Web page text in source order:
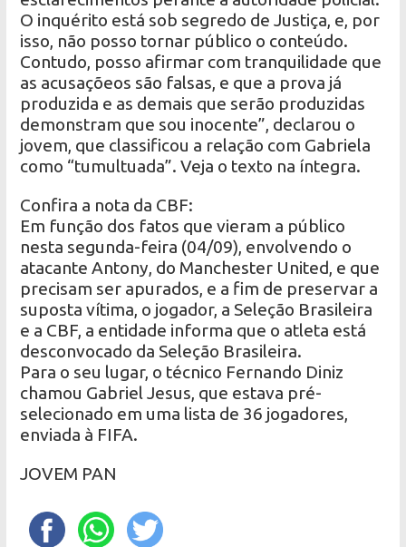
O inquérito está sob segredo de Justiça, e, por
isso, não posso tornar público o conteúdo.
Contudo, posso afirmar com tranquilidade que
as acusaçõeos são falsas, e que a prova já
produzida e as demais que serão produzidas
demonstram que sou inocente”, declarou o
jovem, que classificou a relação com Gabriela
como “tumultuada”. Veja o texto na íntegra.
Confira a nota da CBF:
Em função dos fatos que vieram a público
nesta segunda-feira (04/09), envolvendo o
atacante Antony, do Manchester United, e que
precisam ser apurados, e a fim de preservar a
suposta vítima, o jogador, a Seleção Brasileira
e a CBF, a entidade informa que o atleta está
desconvocado da Seleção Brasileira.
Para o seu lugar, o técnico Fernando Diniz
chamou Gabriel Jesus, que estava pré-
selecionado em uma lista de 36 jogadores,
enviada à FIFA.
JOVEM PAN